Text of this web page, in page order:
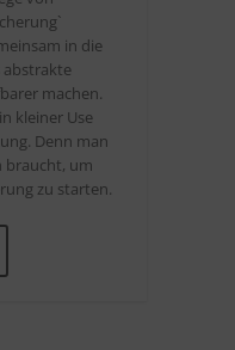
in die
abstrakte
machen.
kleiner Use
Denn man
braucht, um
zu starten.